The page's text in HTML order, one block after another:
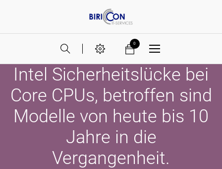
0
Intel Sicherheitslücke bei
Core CPUs, betroffen sind
Modelle von heute bis 10
Jahre in die
Vergangenheit.